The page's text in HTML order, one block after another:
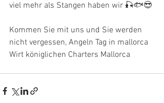
viel mehr als Stangen haben wir 🎣🐟😎
Kommen Sie mit uns und Sie werden
nicht vergessen, Angeln Tag in mallorca
Wirt königlichen Charters Mallorca